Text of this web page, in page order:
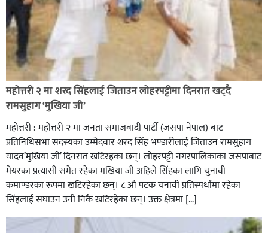
रक्तदान सेवामा जिल्लामै दोस्रो स्थान ल्याएकोमा जनमत नेताद्वय
रेडक्रस सिराहा द्वारा सम्मानित
सिराहाको औरहीमा जेन-जी भेला सम्पन्न
महोत्तरी २ मा शरद सिंहलाई जिताउन लोहरपट्टीमा दिनरात खट्दै
रामसुहाग ‘मुखिया जी’
महोत्तरी : महोत्तरी २ मा जनता समाजवादी पार्टी (जसपा नेपाल) बाट
प्रतिनिधिसभा सदस्यका उम्मेदवार शरद सिंह भण्डारीलाई जिताउन रामसुहाग
यादव’मुखिया जी’ दिनरात खटिरहका छन्। लोहरपट्टी नगरपालिकाका जसपाबाट
मेयरका प्रत्यासी समेत रहेका मखिया जी अहिले सिंहका लागि चुनावी
कमाण्डरका रूपमा खटिरहेका छन्। ८ औ पटक चनावी प्रतिस्पर्धामा रहेका
सिंहलाई सघाउन उनी निकै खटिरहेका छन्। उक्त क्षेत्रमा […]